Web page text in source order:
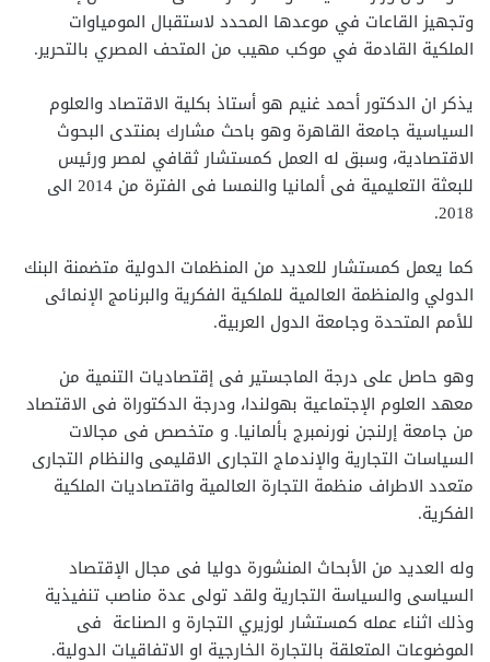
وتجهيز القاعات في موعدها المحدد لاستقبال المومياوات
الملكية القادمة في موكب مهيب من المتحف المصري بالتحرير.
يذكر ان الدكتور أحمد غنيم هو أستاذ بكلية الاقتصاد والعلوم
السياسية جامعة القاهرة وهو باحث مشارك بمنتدى البحوث
الاقتصادية، وسبق له العمل كمستشار ثقافي لمصر ورئيس
للبعثة التعليمية فى ألمانيا والنمسا فى الفترة من 2014 الى
2018.
كما يعمل كمستشار للعديد من المنظمات الدولية متضمنة البنك
الدولي والمنظمة العالمية للملكية الفكرية والبرنامج الإنمائى
للأمم المتحدة وجامعة الدول العربية.
وهو حاصل على درجة الماجستير فى إقتصاديات التنمية من
معهد العلوم الإجتماعية بهولندا، ودرجة الدكتوراة فى الاقتصاد
من جامعة إرلنجن نورنمبرج بألمانيا. و متخصص فى مجالات
السياسات التجارية والإندماج التجارى الاقليمى والنظام التجارى
متعدد الاطراف منظمة التجارة العالمية واقتصاديات الملكية
الفكرية.
وله العديد من الأبحاث المنشورة دوليا فى مجال الإقتصاد
السياسى والسياسة التجارية ولقد تولى عدة مناصب تنفيذية
وذلك اثناء عمله كمستشار لوزيري التجارة و الصناعة فى
الموضوعات المتعلقة بالتجارة الخارجية او الاتفاقيات الدولية.